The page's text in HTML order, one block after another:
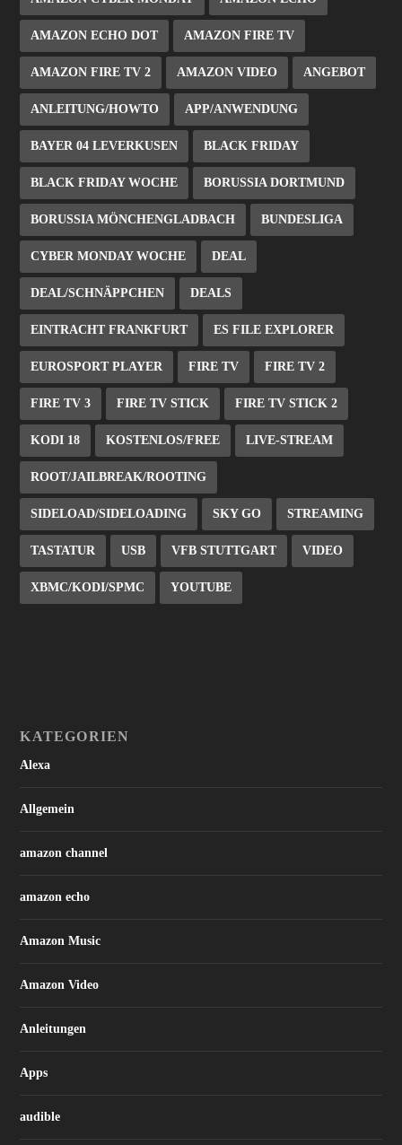
AMAZON ECHO DOT AMAZON FIRE TV
AMAZON FIRE TV 2 AMAZON VIDEO ANGEBOT
ANLEITUNG/HOWTO APP/ANWENDUNG
BAYER 04 LEVERKUSEN BLACK FRIDAY
BLACK FRIDAY WOCHE BORUSSIA DORTMUND
BORUSSIA MÖNCHENGLADBACH BUNDESLIGA
CYBER MONDAY WOCHE DEAL
DEAL/SCHNÄPPCHEN DEALS
EINTRACHT FRANKFURT ES FILE EXPLORER
EUROSPORT PLAYER FIRE TV FIRE TV 2
FIRE TV 3 FIRE TV STICK FIRE TV STICK 2
KODI 18 KOSTENLOS/FREE LIVE-STREAM
ROOT/JAILBREAK/ROOTING
SIDELOAD/SIDELOADING SKY GO STREAMING
TASTATUR USB VFB STUTTGART VIDEO
XBMC/KODI/SPMC YOUTUBE
KATEGORIEN
Alexa
Allgemein
amazon channel
amazon echo
Amazon Music
Amazon Video
Anleitungen
Apps
audible